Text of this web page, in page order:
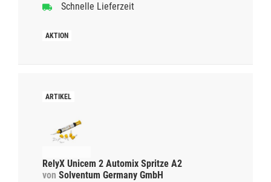
Schnelle Lieferzeit
RelyX Unicem 2 Automix Spritze A2
von Solventum Germany GmbH